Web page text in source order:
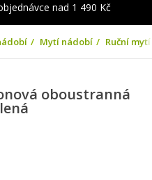
nad 1 490 Kč
Mytí nádobí Ruční mytí
oboustranná